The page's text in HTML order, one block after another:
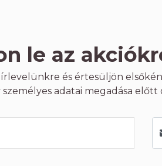
le az
és értesüljön
adatai megadása előtt